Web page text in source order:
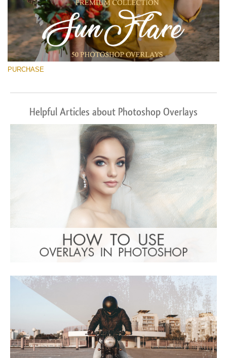
PURCHASE
Helpful Articles about Photoshop Overlays